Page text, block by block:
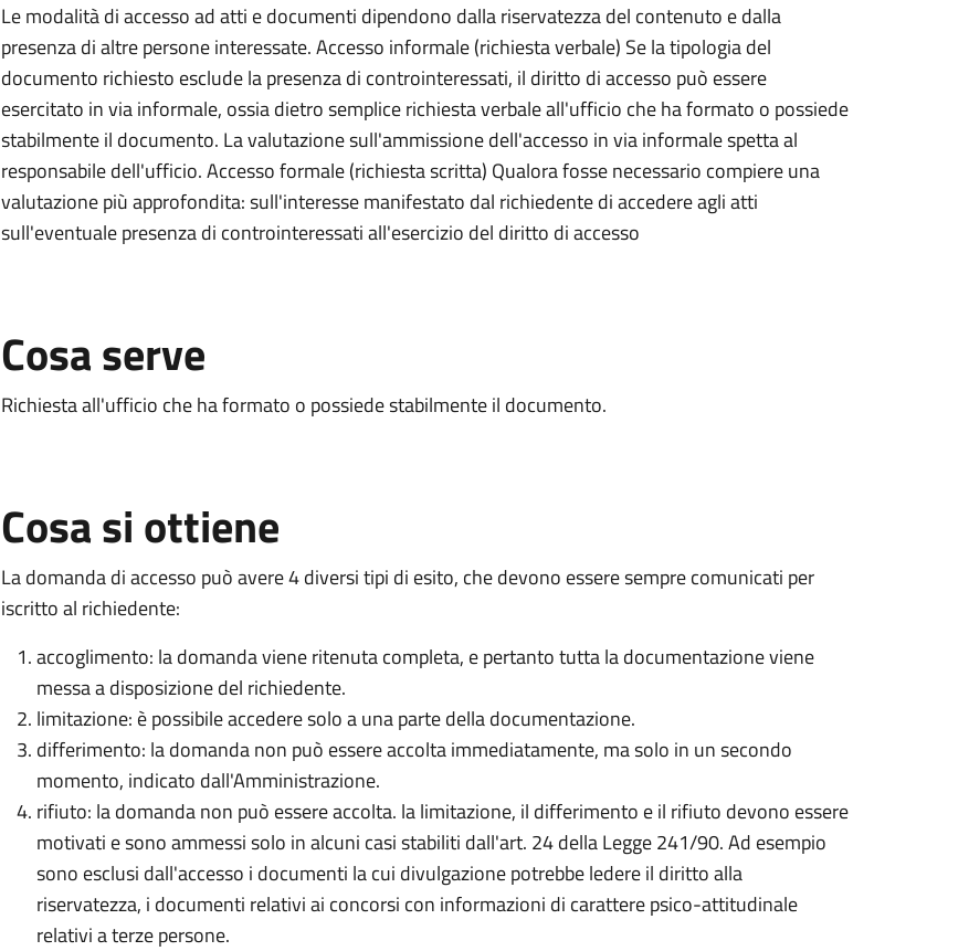
Le modalità di accesso ad atti e documenti dipendono dalla riservatezza del contenuto e dalla
presenza di altre persone interessate. Accesso informale (richiesta verbale) Se la tipologia del
documento richiesto esclude la presenza di controinteressati, il diritto di accesso può essere
esercitato in via informale, ossia dietro semplice richiesta verbale all'ufficio che ha formato o possiede
stabilmente il documento. La valutazione sull'ammissione dell'accesso in via informale spetta al
responsabile dell'ufficio. Accesso formale (richiesta scritta) Qualora fosse necessario compiere una
valutazione più approfondita: sull'interesse manifestato dal richiedente di accedere agli atti
sull'eventuale presenza di controinteressati all'esercizio del diritto di accesso
Cosa serve
Richiesta all'ufficio che ha formato o possiede stabilmente il documento.
Cosa si ottiene
La domanda di accesso può avere 4 diversi tipi di esito, che devono essere sempre comunicati per
iscritto al richiedente:
accoglimento: la domanda viene ritenuta completa, e pertanto tutta la documentazione viene
messa a disposizione del richiedente.
limitazione: è possibile accedere solo a una parte della documentazione.
differimento: la domanda non può essere accolta immediatamente, ma solo in un secondo
momento, indicato dall'Amministrazione.
rifiuto: la domanda non può essere accolta. la limitazione, il differimento e il rifiuto devono essere
motivati e sono ammessi solo in alcuni casi stabiliti dall'art. 24 della Legge 241/90. Ad esempio
sono esclusi dall'accesso i documenti la cui divulgazione potrebbe ledere il diritto alla
riservatezza, i documenti relativi ai concorsi con informazioni di carattere psico-attitudinale
relativi a terze persone.